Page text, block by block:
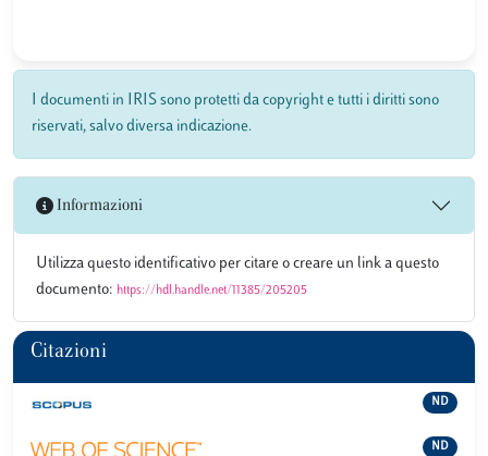
I documenti in IRIS sono protetti da copyright e tutti i diritti sono
riservati, salvo diversa indicazione.
Informazioni
Utilizza questo identificativo per citare o creare un link a questo
documento: https://hdl.handle.net/11385/205205
Citazioni
ND
ND